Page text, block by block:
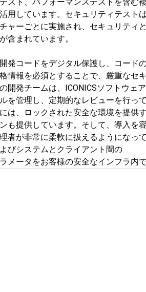
用しています。セキュリティテスト
ャーごとに実施され、セキュリティ
含まれています。
発コードをデジタル保護し、コード
情報を必須とすることで、厳重なセ
開発チームは、ICONICSソフトウェ
を管理し、定期的なレビューを行っ
は、ロックされた安全な環境を提供
も提供しています。そして、導入を
者が非常に柔軟に扱えるようになっ
びシステムとクライアント間の
メータをお客様の安全なインフラ内